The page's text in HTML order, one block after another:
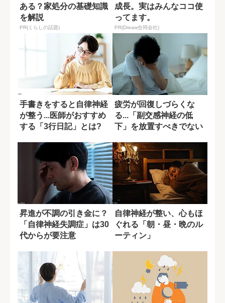
ある？家処分の基礎知識
を解説
PR(くらしの話題)
成長。実はみんなココ使
ってます。
PR(Dreaw合同会社)
手書きをすると自律神経
が整う...医師がおすすめ
する「3行日記」とは?
疲労が回復しづらくな
る...「副交感神経の低
下」を放置すべきでない
昇進が不調の引き金に？
「自律神経失調症」は30
代からが要注意
自律神経が整い、心もほ
ぐれる「朝・昼・晩のル
ーティン」